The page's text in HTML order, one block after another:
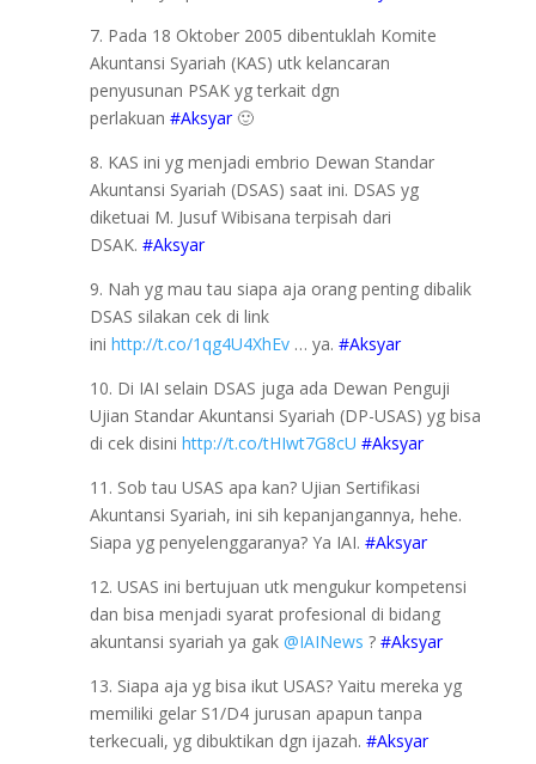
7. Pada 18 Oktober 2005 dibentuklah Komite
Akuntansi Syariah (KAS) utk kelancaran
penyusunan PSAK yg terkait dgn
perlakuan #Aksyar🙂
8. KAS ini yg menjadi embrio Dewan Standar
Akuntansi Syariah (DSAS) saat ini. DSAS yg
diketuai M. Jusuf Wibisana terpisah dari
DSAK. #Aksyar
9. Nah yg mau tau siapa aja orang penting dibalik
DSAS silakan cek di link
ini http://t.co/1qg4U4XhEv… ya. #Aksyar
10. Di IAI selain DSAS juga ada Dewan Penguji
Ujian Standar Akuntansi Syariah (DP-USAS) yg bisa
di cek disini http://t.co/tHIwt7G8cU #Aksyar
11. Sob tau USAS apa kan? Ujian Sertifikasi
Akuntansi Syariah, ini sih kepanjangannya, hehe.
Siapa yg penyelenggaranya? Ya IAI. #Aksyar
12. USAS ini bertujuan utk mengukur kompetensi
dan bisa menjadi syarat profesional di bidang
akuntansi syariah ya gak @IAINews ? #Aksyar
13. Siapa aja yg bisa ikut USAS? Yaitu mereka yg
memiliki gelar S1/D4 jurusan apapun tanpa
terkecuali, yg dibuktikan dgn ijazah. #Aksyar